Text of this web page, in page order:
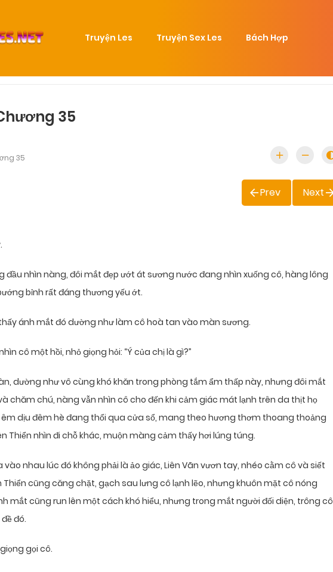
Truyện Les Truyện Sex Les Bách Hợp
35
35
Prev Next
đầu nhìn nàng, đôi mắt đẹp ướt át sương nước đang nhìn xuống cô, hàng lông
bỉnh rất đáng thương yếu ớt.
ánh mắt đó dường như làm cô hoà tan vào màn sương.
cô một hồi, nhỏ giọng hỏi: “Ý của chị là gì?”
dường như vô cùng khó khăn trong phòng tắm ẩm thấp này, nhưng đôi mắt
chăm chú, nàng vẫn nhìn cô cho đến khi cảm giác mát lạnh trên da thịt họ
êm dịu đêm hè đang thổi qua cửa sổ, mang theo hương thơm thoang thoảng
Thiển nhìn đi chỗ khác, muộn màng cảm thấy hơi lúng túng.
nhau lúc đó không phải là ảo giác, Liên Vãn vươn tay, nhéo cằm cô và siết
Thiển cũng căng chặt, gạch sau lưng cô lạnh lẽo, nhưng khuôn mặt cô nóng
mắt cũng run lên một cách khó hiểu, nhưng trong mắt người đối diện, trông cô
đó.
gọi cô.